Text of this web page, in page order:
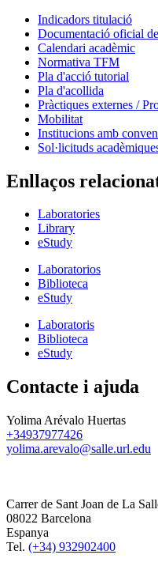
Indicadors titulació
Documentació oficial
Calendari acadèmic
Normativa TFM
Pla d'acció tutorial
Pla d'acollida
Pràctiques externes /
Mobilitat
Institucions amb
Sol·licituds
Enllaços
Laboratories
Library
eStudy
Laboratorios
Biblioteca
eStudy
Laboratoris
Biblioteca
eStudy
Contacte i ajuda
Yolima Arévalo Huertas
+34937977426
yolima.arevalo@salle.url.edu
Carrer de Sant Joan de La
08022 Barcelona
Espanya
Tel. (+34) 932902400